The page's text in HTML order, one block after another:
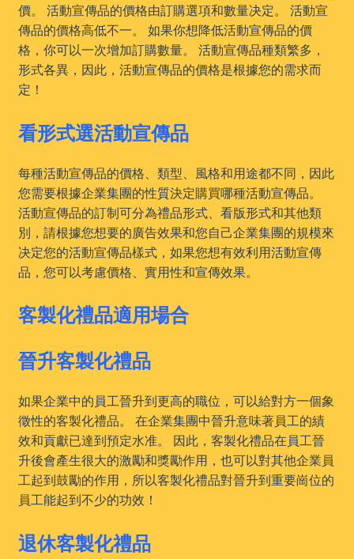
價。 活動宣傳品的價格由訂購選項和數量决定。 活動宣
傳品的價格高低不一。 如果你想降低活動宣傳品的價
格，你可以一次增加訂購數量。 活動宣傳品種類繁多，
形式各異，因此，活動宣傳品的價格是根據您的需求而
定！
看形式選活動宣傳品
每種活動宣傳品的價格、類型、風格和用途都不同，因此
您需要根據企業集團的性質決定購買哪種活動宣傳品。
活動宣傳品的訂制可分為禮品形式、看版形式和其他類
別，請根據您想要的廣告效果和您自己企業集團的規模來
决定您的活動宣傳品樣式，如果您想有效利用活動宣傳
品，您可以考慮價格、實用性和宣傳效果。
客製化禮品適用場合
晉升客製化禮品
如果企業中的員工晉升到更高的職位，可以給對方一個象
徵性的客製化禮品。 在企業集團中晉升意味著員工的績
效和貢獻已達到預定水准。 因此，客製化禮品在員工晉
升後會產生很大的激勵和獎勵作用，也可以對其他企業員
工起到鼓勵的作用，所以客製化禮品對晉升到重要崗位的
員工能起到不少的功效！
退休客製化禮品